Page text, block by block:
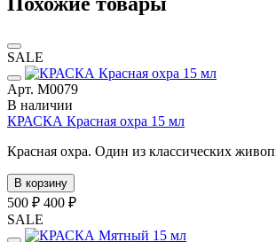
SALE
Арт. М0079
В наличии
КРАСКА Красная охра 15 мл
Красная охра. Один из классических
В корзину
500 ₽ 400 ₽
SALE